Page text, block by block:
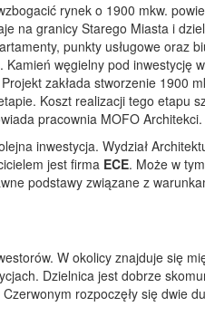
rynek o 1900 mkw.
na granicy Starego Miasta i
punkty usługowe oraz
węgielny pod inwestycję
zakłada stworzenie 1900
Koszt realizacji tego etapu
pracownia MOFO Architekci.
inwestycja. Wydział
jest firma ECE. Może w
podstawy związane z
W okolicy znajduje się
Dzielnica jest dobrze
rozpoczęły się dwie